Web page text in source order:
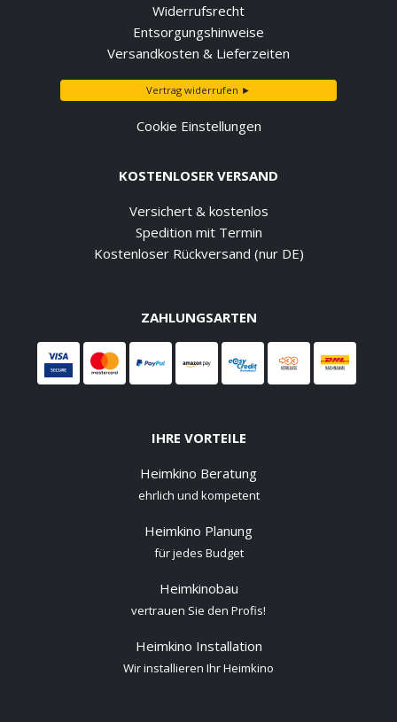
Widerrufsrecht
Entsorgungshinweise
Versandkosten & Lieferzeiten
Vertrag widerrufen ►
Cookie Einstellungen
KOSTENLOSER VERSAND
Versichert & kostenlos
Spedition mit Termin
Kostenloser Rückversand (nur DE)
ZAHLUNGSARTEN
IHRE VORTEILE
Heimkino Beratung
ehrlich und kompetent
Heimkino Planung
für jedes Budget
Heimkinobau
vertrauen Sie den Profis!
Heimkino Installation
Wir installieren Ihr Heimkino